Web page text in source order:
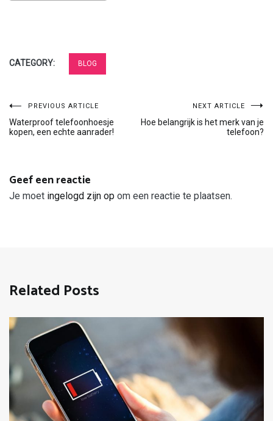
CATEGORY: BLOG
Bericht
navigatie
PREVIOUS ARTICLE
Waterproof telefoonhoesje
kopen, een echte aanrader!
NEXT ARTICLE
Hoe belangrijk is het merk van je
telefoon?
Geef een reactie
Je moet ingelogd zijn op om een reactie te plaatsen.
Related Posts